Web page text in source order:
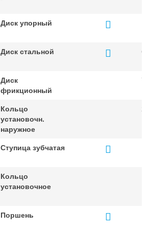
Диск упорный
Диск стальной 6
Диск
фрикционный
7
Кольцо
установочн.
наружное
2
Ступица зубчатая
Кольцо
установочное
Поршень